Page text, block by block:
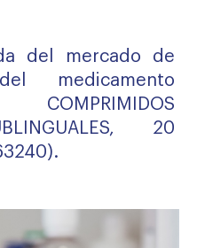
del mercado de
medicamento
20